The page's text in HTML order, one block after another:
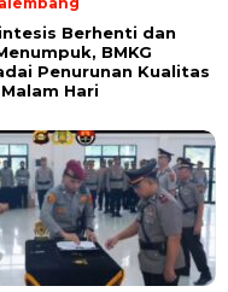
Berhenti dan
BMKG
Penurunan Kualitas
Hari